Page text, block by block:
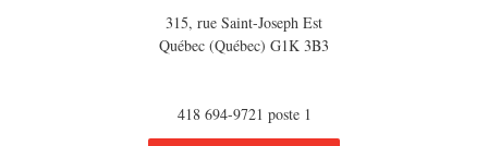
315, rue Saint-Joseph Est
Québec (Québec) G1K 3B3
418 694-9721 poste 1